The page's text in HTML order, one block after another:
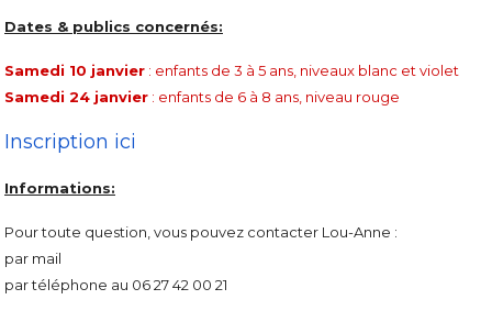
Dates & publics concernés:
Samedi 10 janvier : enfants de 3 à 5 ans, niveaux blanc et violet
Samedi 24 janvier : enfants de 6 à 8 ans, niveau rouge
Inscription ici
Informations:
Pour toute question, vous pouvez contacter Lou-Anne :
par mail
par téléphone au 06 27 42 00 21